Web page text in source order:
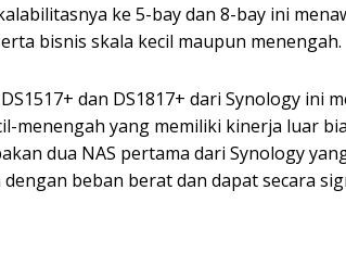
ke 5-bay dan 8-bay ini
bisnis skala kecil maupun menengah.
dan DS1817+ dari Synology ini
menengah yang memiliki kinerja luar
dua NAS pertama dari Synology
beban berat dan dapat secara